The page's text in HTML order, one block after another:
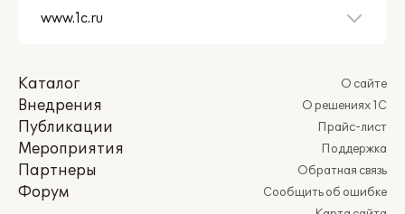
Каталог
Внедрения
Публикации
Мероприятия
Партнеры
Форум
О сайте
О решениях 1С
Прайс-лист
Поддержка
Обратная связь
Сообщить об ошибке